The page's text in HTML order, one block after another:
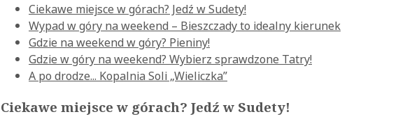
Ciekawe miejsce w górach? Jedź w Sudety!
Wypad w góry na weekend – Bieszczady to idealny kierunek
Gdzie na weekend w góry? Pieniny!
Gdzie w góry na weekend? Wybierz sprawdzone Tatry!
A po drodze... Kopalnia Soli „Wieliczka”
Ciekawe miejsce w górach? Jedź w Sudety!